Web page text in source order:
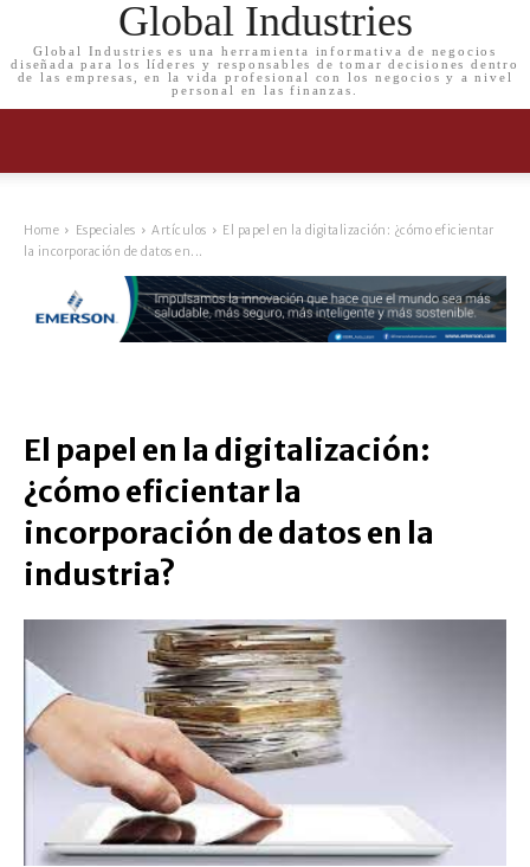
Global Industries
Global Industries es una herramienta informativa de negocios
diseñada para los líderes y responsables de tomar decisiones dentro
de las empresas, en la vida profesional con los negocios y a nivel
personal en las finanzas.
Home Especiales Artículos
El papel en la digitalización: ¿cómo eficientar
la incorporación de datos en...
El papel en la digitalización:
¿cómo eficientar la
incorporación de datos en la
industria?